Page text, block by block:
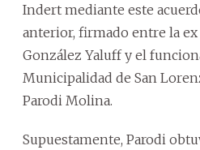
Indert mediante este
anterior, firmado entre la
González Yaluff y el
Municipalidad de San
Parodi Molina.
Supuestamente, Parodi